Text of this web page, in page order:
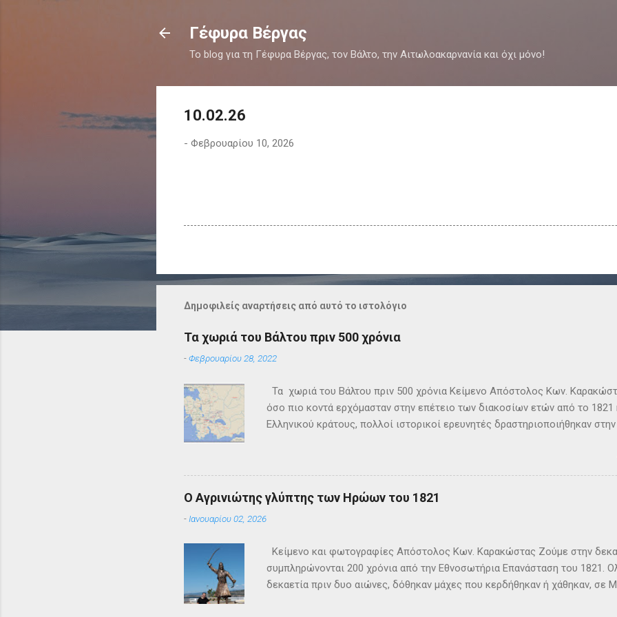
Γέφυρα Βέργας
Το blog για τη Γέφυρα Βέργας, τον Βάλτο, την Αιτωλοακαρνανία και όχι μόνο!
10.02.26
- Φεβρουαρίου 10, 2026
Δημοφιλείς αναρτήσεις από αυτό το ιστολόγιο
Τα χωριά του Βάλτου πριν 500 χρόνια
-Φεβρουαρίου 28, 2022
Τα χωριά του Βάλτου πριν 500 χρόνια Κείμενο Απόστολος Κων.
όσο πιο κοντά ερχόμασταν στην επέτειο των διακοσίων ετών από το 1821
Ελληνικού κράτους, πολλοί ιστορικοί ερευνητές δραστηριοποιήθηκαν
κυκλοφορία δεκάδων τόμων. Οι φιλόδοξοι συγγραφείς τους
σκόρπια ντοκουμέντα, παλιές εκδόσεις ελληνικές και ξένες και
παππούδων, να φέρουν στην επιφάνεια περισσότερα στοιχεία για τα
γεγονότα της δεκαετίας του 1820. Η έρευνα τόσο πολλών προσθέτει
καταστροφή. Σε τέσσερα χρόνια την Ηρωική Έξοδο του Μεσολογγίου. Οι
Ο Αγρινιώτης γλύπτης των Ηρώων του 1821
-Ιανουαρίου 02, 2026
Κείμενο και φωτογραφίες Απόστολος Κων. Καρακώστας Ζούμε στην
συμπληρώνονται 200 χρόνια από την Εθνοσωτήρια Επανάσταση του 1821.
δεκαετία πριν δυο αιώνες, δόθηκαν μάχες που κερδήθηκαν ή χάθηκαν, σε